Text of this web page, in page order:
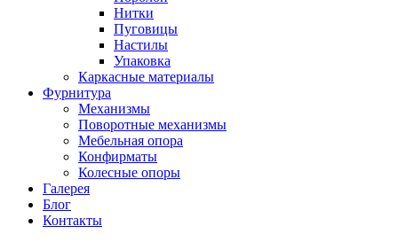
Нитки
Пуговицы
Настилы
Упаковка
Каркасные материалы
Фурнитура
Механизмы
Поворотные механизмы
Мебельная опора
Конфирматы
Колесные опоры
Галерея
Блог
Контакты